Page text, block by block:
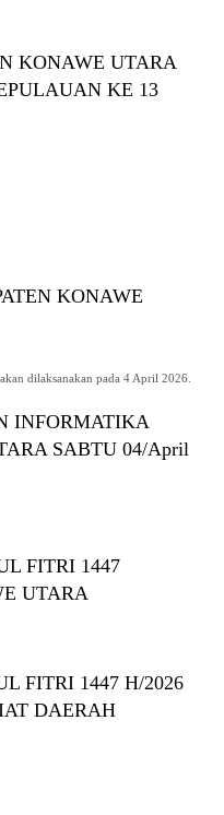
KONAWE UTARA
KE 13
KONAWE
dilaksanakan pada 4 April 2026.
INFORMATIKA
SABTU 04/April
FITRI 1447
UTARA
FITRI 1447 H/2026
DAERAH